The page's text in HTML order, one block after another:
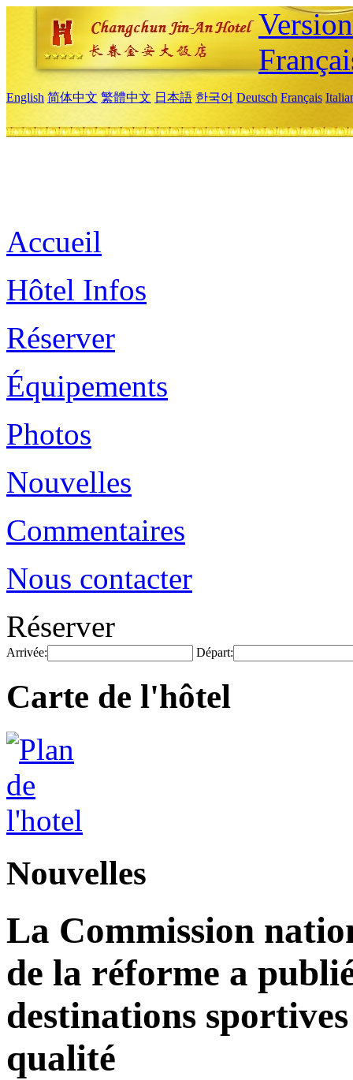
English 简体中文 繁體中文 日本語 한국어 Deutsch Français
Accueil
Hôtel Infos
Réserver
Équipements
Photos
Nouvelles
Commentaires
Nous contacter
Réserver
Arrivée: Départ:
Carte de l'hôtel
Nouvelles
La Commission
de la réforme a
destinations
qualité